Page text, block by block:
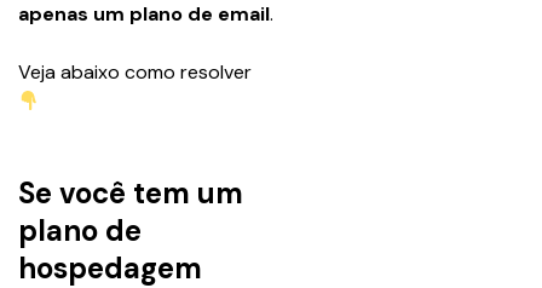
apenas um plano de email.
Veja abaixo como resolver
Se você tem um
plano de
hospedagem